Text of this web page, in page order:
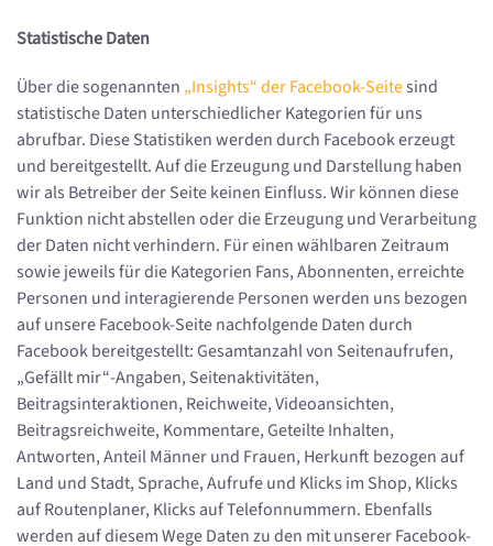
Statistische Daten
Über die sogenannten „Insights“ der Facebook-Seitesind
statistische Daten unterschiedlicher Kategorien für uns
abrufbar. Diese Statistiken werden durch Facebook erzeugt
und bereitgestellt. Auf die Erzeugung und Darstellung haben
wir als Betreiber der Seite keinen Einfluss. Wir können diese
Funktion nicht abstellen oder die Erzeugung und Verarbeitung
der Daten nicht verhindern. Für einen wählbaren Zeitraum
sowie jeweils für die Kategorien Fans, Abonnenten, erreichte
Personen und interagierende Personen werden uns bezogen
auf unsere Facebook-Seite nachfolgende Daten durch
Facebook bereitgestellt: Gesamtanzahl von Seitenaufrufen,
„Gefällt mir“-Angaben, Seitenaktivitäten,
Beitragsinteraktionen, Reichweite, Videoansichten,
Beitragsreichweite, Kommentare, Geteilte Inhalten,
Antworten, Anteil Männer und Frauen, Herkunft bezogen auf
Land und Stadt, Sprache, Aufrufe und Klicks im Shop, Klicks
auf Routenplaner, Klicks auf Telefonnummern. Ebenfalls
werden auf diesem Wege Daten zu den mit unserer Facebook-